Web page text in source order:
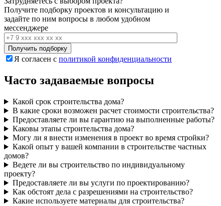
Получите подборку проектов и консультацию и
задайте по ним вопросы в любом удобном
мессенджере
Я согласен с политикой конфиденциальности
Часто задаваемые вопросы
Какой срок строительства дома?
В какие сроки возможен расчет стоимости строительства?
Предоставляете ли вы гарантию на выполненные работы?
Каковы этапы строительства дома?
Могу ли я внести изменения в проект во время стройки?
Какой опыт у вашей компании в строительстве частных
домов?
Ведете ли вы строительство по индивидуальному
проекту?
Предоставляете ли вы услуги по проектированию?
Как обстоят дела с разрешениями на строительство?
Какие используете материалы для строительства?